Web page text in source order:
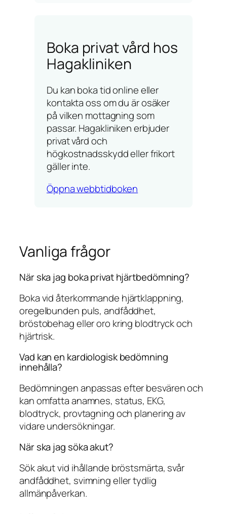
Boka privat vård hos
Hagakliniken
Du kan boka tid online eller
kontakta oss om du är osäker
på vilken mottagning som
passar. Hagakliniken erbjuder
privat vård och
högkostnadsskydd eller frikort
gäller inte.
Öppna webbtidboken
Vanliga frågor
När ska jag boka privat hjärtbedömning?
Boka vid återkommande hjärtklappning,
oregelbunden puls, andfåddhet,
bröstobehag eller oro kring blodtryck och
hjärtrisk.
Vad kan en kardiologisk bedömning
innehålla?
Bedömningen anpassas efter besvären och
kan omfatta anamnes, status, EKG,
blodtryck, provtagning och planering av
vidare undersökningar.
När ska jag söka akut?
Sök akut vid ihållande bröstsmärta, svår
andfåddhet, svimning eller tydlig
allmänpåverkan.